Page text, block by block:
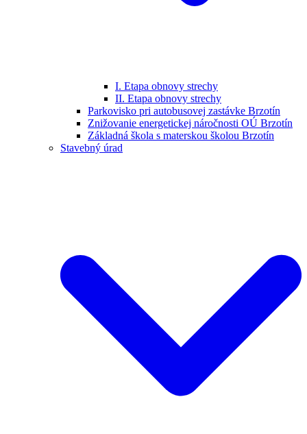
I. Etapa obnovy strechy
II. Etapa obnovy strechy
Parkovisko pri autobusovej zastávke Brzotín
Znižovanie energetickej náročnosti OÚ Brzotín
Základná škola s materskou školou Brzotín
Stavebný úrad